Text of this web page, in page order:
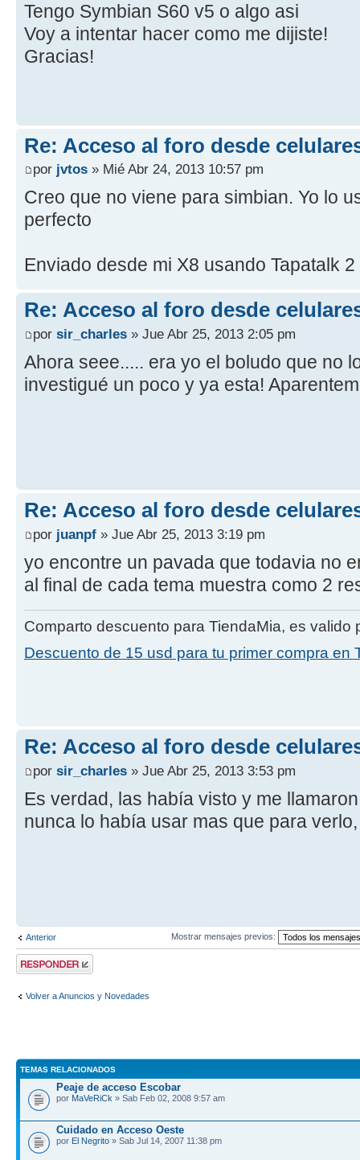
Tengo Symbian S60 v5 o algo asi
Voy a intentar hacer como me dijiste!
Gracias!
Re: Acceso al foro desde
por jvtos » Mié Abr 24, 2013 10:57 pm
Creo que no viene para simbian. Yo lo
perfecto
Enviado desde mi X8 usando Tapatalk 2
Re: Acceso al foro desde
por sir_charles » Jue Abr 25, 2013 2:05 pm
Ahora seee..... era yo el boludo que no
investigué un poco y ya esta!
Re: Acceso al foro desde
por juanpf » Jue Abr 25, 2013 3:19 pm
yo encontre un pavada que todavia no
al final de cada tema muestra como 2
Comparto descuento para TiendaMia, es valido
Descuento de 15 usd para tu primer compra en
Re: Acceso al foro desde
por sir_charles » Jue Abr 25, 2013 3:53 pm
Es verdad, las había visto y me
nunca lo había usar mas que para
Anterior Mostrar mensajes previos:
Publicar una
respuesta
Volver a Anuncios y Novedades
TEMAS RELACIONADOS
Peaje de acceso Escobar
por MaVeRiCk » Sab Feb 02, 2008 9:57 am
Cuidado en Acceso Oeste
por El Negrito » Sab Jul 14, 2007 11:38 pm